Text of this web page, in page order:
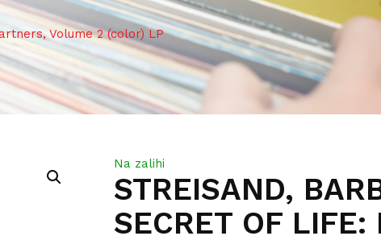
Volume 2 (color) LP
STREISAND,
SECRET OF LIFE:
Na zalihi